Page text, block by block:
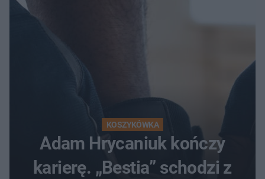
KOSZYKÓWKA
Adam Hrycaniuk kończy
karierę. „Bestia” schodzi z